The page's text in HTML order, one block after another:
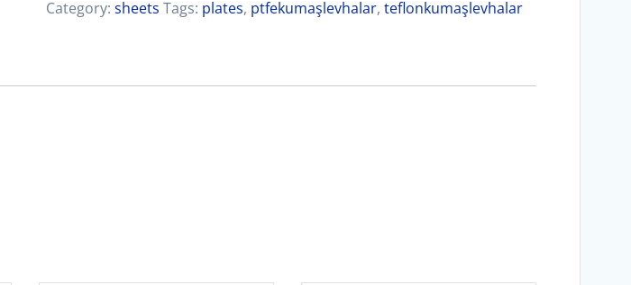
Category: sheets Tags: plates, ptfekumaşlevhalar, teflonkumaşlevhalar